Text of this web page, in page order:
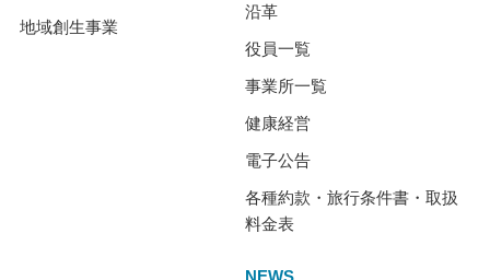
地域創生事業
沿革
役員一覧
事業所一覧
健康経営
電子公告
各種約款・旅行条件書・取扱
料金表
NEWS